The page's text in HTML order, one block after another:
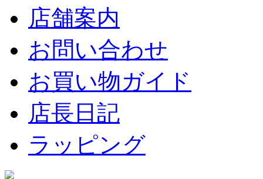
店舗案内
お問い合わせ
お買い物ガイド
店長日記
ラッピング